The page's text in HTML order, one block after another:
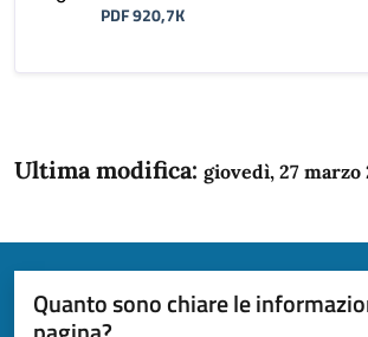
PDF 920,7K
Ultima modifica: giovedì, 27 marzo
Quanto sono chiare le